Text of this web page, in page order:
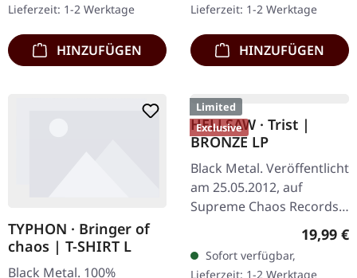
BONJOUR TRISTESSE ·
Nightmare | CLEAR
TAPE
Black Metal. Veröffentlicht
Kassette mit gedrucktemRegulärer Preis:
9,99 €
IMMORTAL · Sons Of
BLACK 2LP
Black Metal. Veröffentlicht
Schwarzes Doppel-Vinyl
im Gatefold-Cover mit
Etching auf der D-Seite.
Als die…
39,99 €
Sofort verfügbar,
Lieferzeit: 1-2 Werktage
HINZUFÜGEN
SUPREME CHAOS RECORDS RELEASES